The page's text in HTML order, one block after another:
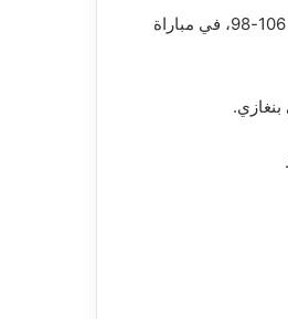
أنهى الفريق الأول لكرة السلة بالنادي الأهلي مشاركته في بطولة الدوري الأفريقي لكرة السلة (BAL) بالمركز الرابع، بعدما خسر أمام أهلي بنغازي الليبي بنتيجة 106-98، في مباراة